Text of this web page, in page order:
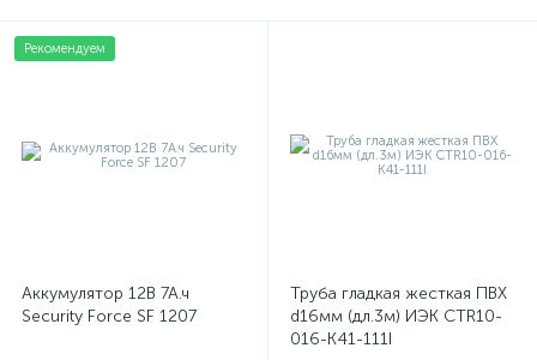
Рекомендуем
Аккумулятор 12В 7А.ч
Security Force SF 1207
Труба гладкая жесткая ПВХ
d16мм (дл.3м) ИЭК CTR10-
016-K41-111I